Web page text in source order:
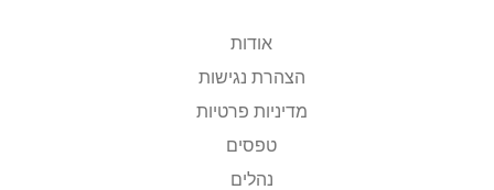
אודות
הצהרת נגישות
מדיניות פרטיות
טפסים
נהלים